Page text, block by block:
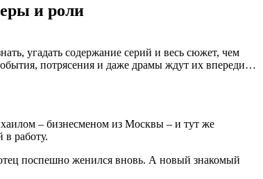
и роли
угадать содержание серий и весь сюжет, чем
потрясения и даже драмы ждут их впереди…
– бизнесменом из Москвы – и тут же
работу.
поспешно женился вновь. А новый знакомый